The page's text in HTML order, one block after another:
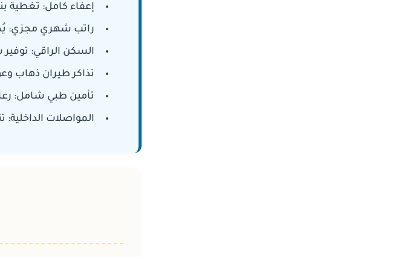
إعفاء كامل: تغطية بنسبة 100% لجميع الرسوم
راتب شهري مجزي:
السكن الراقي:
تذاكر طيران ذهاب
تأمين طبي شامل:
المواصلات الداخلية: